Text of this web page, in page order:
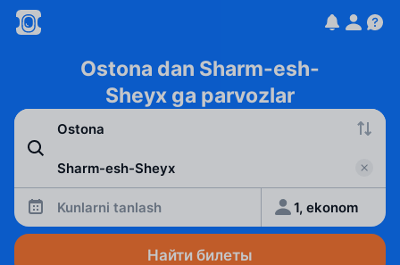
Ostona dan Sharm-esh-
Sheyx ga parvozlar
Kunlarni tanlash 1, ekonom
Найти билеты